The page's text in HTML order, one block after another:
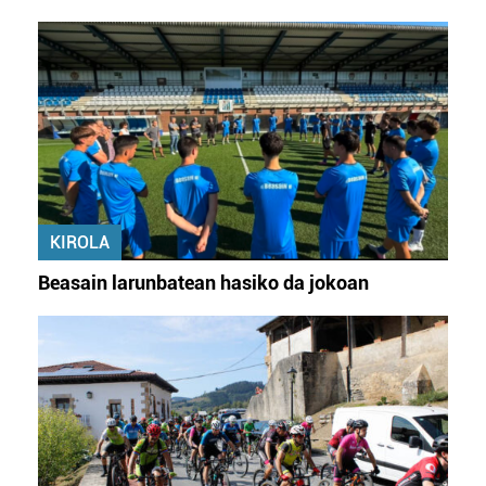
zure baimena Cookieen adierazpenean.
Webgune honek cookie propioak eta hirugarrenen cookie-
fitxategiak erabiltzen ditu. Zure esperientzia eta
zerbitzuak hobetzeko asmoz, cookie teknologiaz
baliatzen gara. Ohar hau onartuz gero, teknologia hori
erabiltzeko baimen esplizitua ematen diguzu.Gehiago
irakurri
KIROLA
Beasain larunbatean hasiko da jokoan